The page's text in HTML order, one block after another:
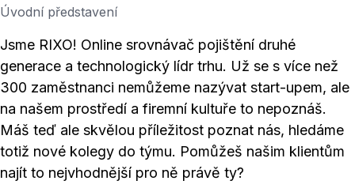
Úvodní představení
Jsme RIXO! Online srovnávač pojištění druhé
generace a technologický lídr trhu. Už se s více než
300 zaměstnanci nemůžeme nazývat start-upem, ale
na našem prostředí a firemní kultuře to nepoznáš.
Máš teď ale skvělou příležitost poznat nás, hledáme
totiž nové kolegy do týmu. Pomůžeš našim klientům
najít to nejvhodnější pro ně právě ty?